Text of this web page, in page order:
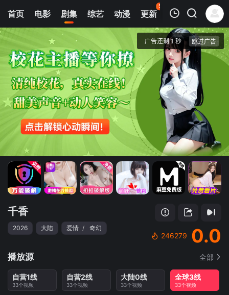
首页 电影 剧集 综艺 动漫 更新
50
热榜 APP
我的观影记录
第15集
千香
清空
千香
2026 大陆 爱情 / 奇幻
246279 0.0
播放源 全部
自营1线
33个视频
自营2线
33个视频
大陆0线
33个视频
全球3线
33个视频